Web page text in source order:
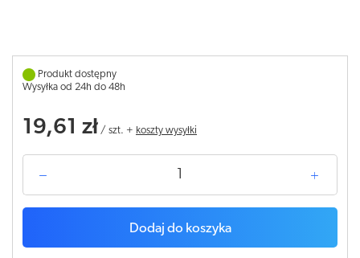
Produkt dostępny
Wysyłka od 24h do 48h
19,61 zł / szt. + koszty wysyłki
Dodaj do koszyka